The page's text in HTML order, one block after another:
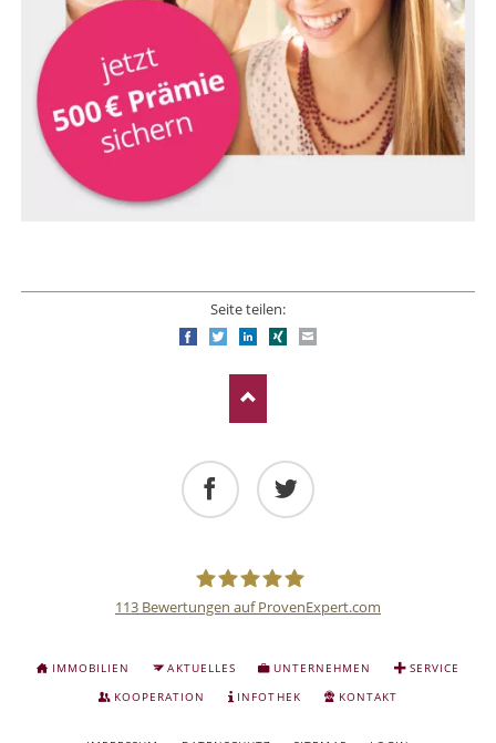
Seite teilen:
FacebookTwitterLinkedIn
Xing
Anlage
113 Bewertungen auf ProvenExpert.com
NAVIGATION
ÜBERSPRINGEN
IMMOBILIEN AKTUELLES UNTERNEHMEN
SERVICE
KOOPERATION
INFOTHEK KONTAKT